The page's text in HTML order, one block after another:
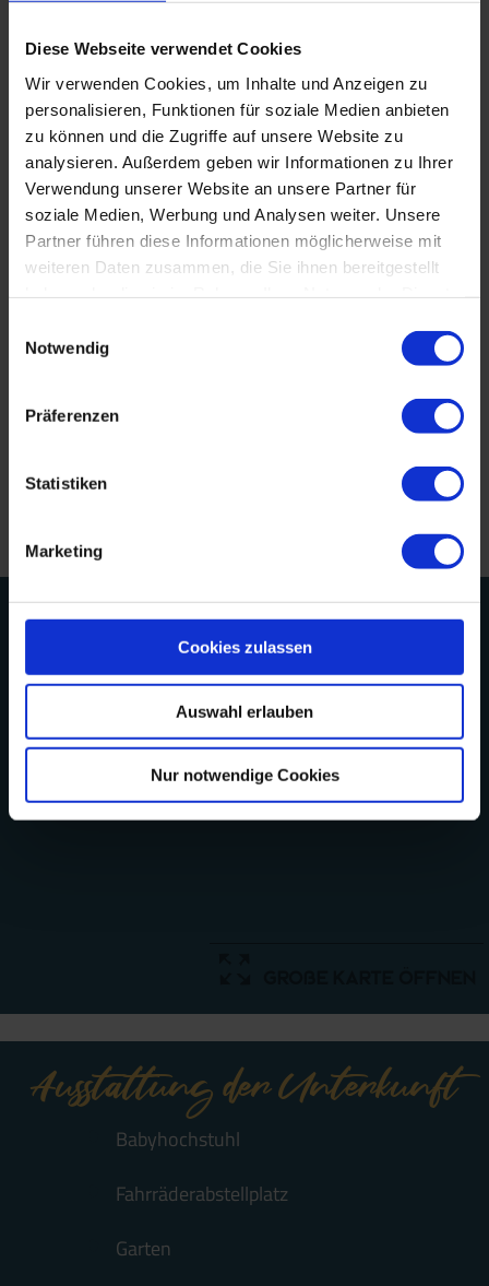
Diese Webseite verwendet Cookies
Wir verwenden Cookies, um Inhalte und Anzeigen zu
personalisieren, Funktionen für soziale Medien anbieten
zu können und die Zugriffe auf unsere Website zu
analysieren. Außerdem geben wir Informationen zu Ihrer
Verwendung unserer Website an unsere Partner für
soziale Medien, Werbung und Analysen weiter. Unsere
Partner führen diese Informationen möglicherweise mit
weiteren Daten zusammen, die Sie ihnen bereitgestellt
Notwendig
Präferenzen
Statistiken
Marketing
Cookies zulassen
Auswahl erlauben
Nur notwendige Cookies
Seehund" und dem Kinderspielplatz sind es nur ca.
150 Meter. Direkt dahinter schließt sich der große
Kniepsand mit seiner unendlichen Weite an. Der
kleinere Nordstrand ist ebenfalls nur ca. 200 Meter
entfernt. Zum Ortskern mit seinen Geschäften sind
es zu Fuß ca. 5 Minuten, zum Fährhafen ca. 10
Minuten. Restaurants, Fahrradverleih und den
Kurpark finden Sie in unmittelbarem Umkreis.
Beide Wohnungen sind 2014 aufwendig renoviert
Urlaub in toller Atmosphäre anbieten und freuen uns
Alle Wohnungen sind Nichtraucherwohnungen,
Terrasse erlaubt. Haustiere sind leider nicht erlaubt.
Ausstattung der Unterkunft
Babyhochstuhl
Fahrräderabstellplatz
Garten